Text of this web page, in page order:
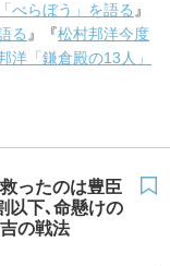
べらぼう」を語る 』
る 』『松村邦洋今度
洋「鎌倉殿の13人」
ったのは豊臣
以下､命懸けの
の戦法